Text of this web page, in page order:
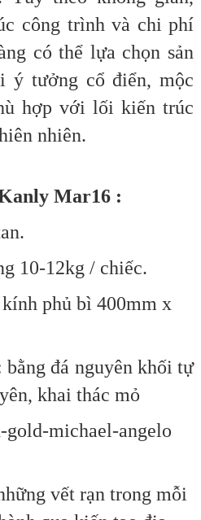
công trình và chi phí
có thể lựa chọn sản
ý tưởng cổ điển, mộc
hợp với lối kiến trúc
nhiên.
Mar16 :
10-12kg / chiếc.
phủ bì 400mm x
bằng đá nguyên khối tự
khai thác mỏ
gold-michael-angelo
vết rạn trong mỗi